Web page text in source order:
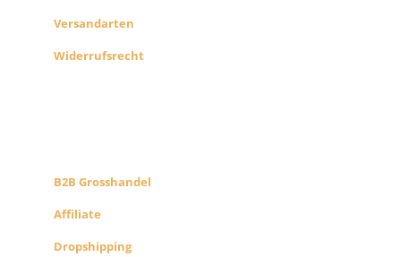
Versandarten
Widerrufsrecht
B2B Grosshandel
Affiliate
Dropshipping